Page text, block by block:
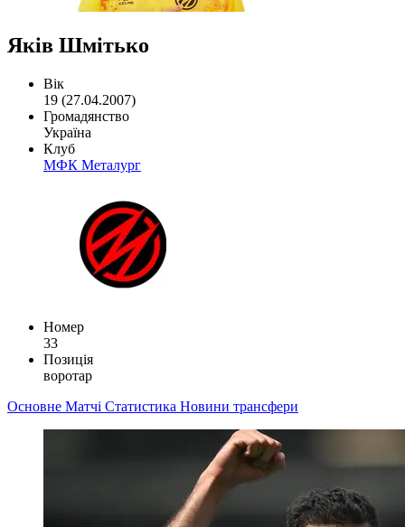
Яків Шмітько
Вік
19 (27.04.2007)
Громадянство
Україна
Клуб
МФК Металург
Номер
33
Позиція
воротар
Основне Матчі Статистика Новини трансфери